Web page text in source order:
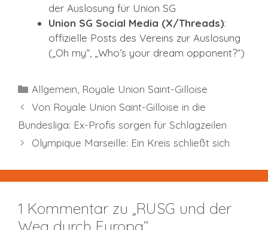
der Auslosung für Union SG
Union SG Social Media (X/Threads):
offizielle Posts des Vereins zur Auslosung
(„Oh my“, „Who’s your dream opponent?“)
Kategorien
Allgemein Royale Union Saint-Gilloise
Von Royale Union Saint-Gilloise in die
Bundesliga: Ex-Profis sorgen für Schlagzeilen
Olympique Marseille: Ein Kreis schließt sich
1 Kommentar zu „RUSG und der
Weg durch Europa“